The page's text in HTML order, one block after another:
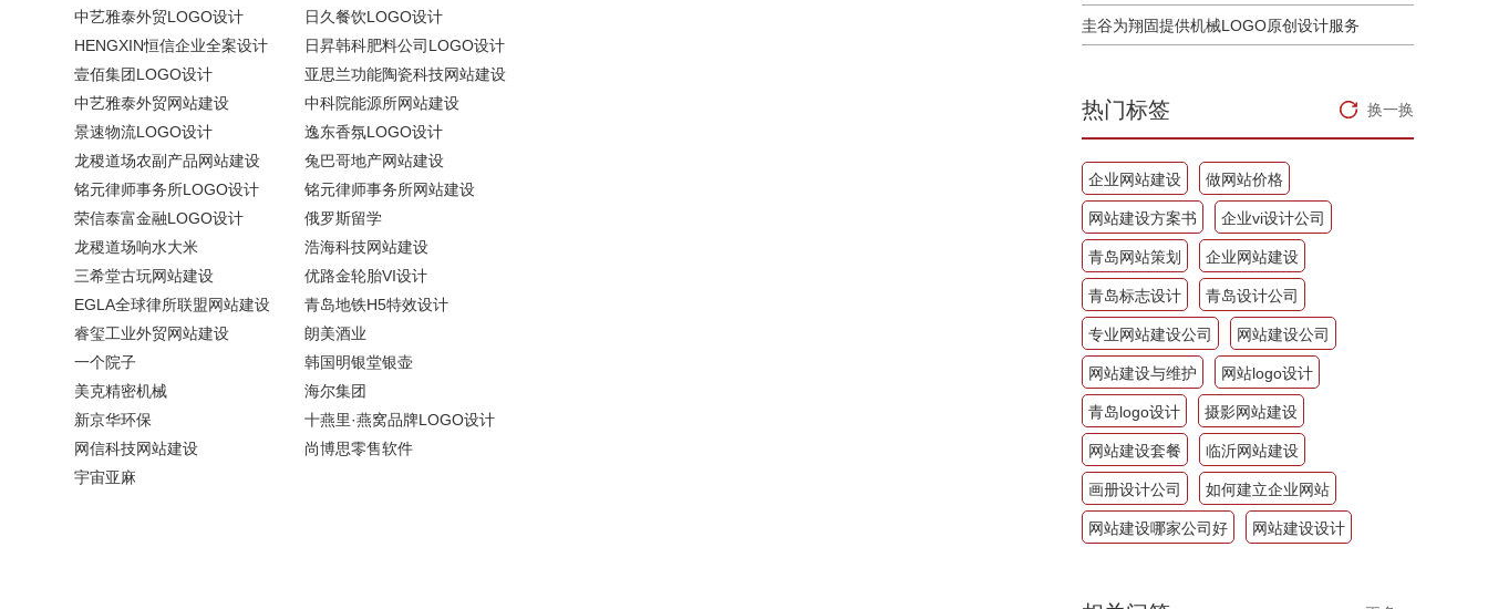
中艺雅泰外贸LOGO设计
日久餐饮LOGO设计
HENGXIN恒信企业全案设计
日昇韩科肥料公司LOGO设计
壹佰集团LOGO设计
亚思兰功能陶瓷科技网站建设
中艺雅泰外贸网站建设
中科院能源所网站建设
景速物流LOGO设计
逸东香氛LOGO设计
龙稷道场农副产品网站建设
兔巴哥地产网站建设
铭元律师事务所LOGO设计
铭元律师事务所网站建设
荣信泰富金融LOGO设计
俄罗斯留学
龙稷道场响水大米
浩海科技网站建设
三希堂古玩网站建设
优路金轮胎VI设计
EGLA全球律所联盟网站建设
青岛地铁H5特效设计
睿玺工业外贸网站建设
朗美酒业
一个院子
韩国明银堂银壶
美克精密机械
海尔集团
新京华环保
十燕里·燕窝品牌LOGO设计
网信科技网站建设
尚博思零售软件
宇宙亚麻
圭谷为翔固提供机械LOGO原创设计服务
热门标签 换一换
企业网站建设 做网站价格
网站建设方案书 企业vi设计公司
青岛网站策划 企业网站建设
青岛标志设计 青岛设计公司
专业网站建设公司 网站建设公司
网站建设与维护 网站logo设计
青岛logo设计 摄影网站建设
网站建设套餐 临沂网站建设
画册设计公司 如何建立企业网站
网站建设哪家公司好 网站建设设计